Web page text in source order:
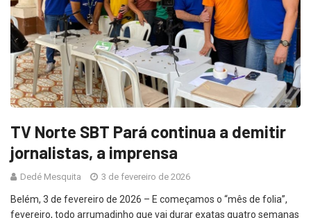
TV Norte SBT Pará continua a demitir
jornalistas, a imprensa
Dedé Mesquita 3 de fevereiro de 2026
Belém, 3 de fevereiro de 2026 – E começamos o “mês de folia”,
fevereiro, todo arrumadinho que vai durar exatas quatro semanas